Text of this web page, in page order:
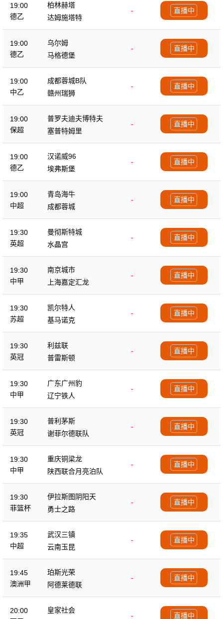
19:00
德乙
柏林赫塔
-
达姆施塔特
直播中
19:00
德乙
乌尔姆
-
马格德堡
直播中
19:00
中乙
成都蓉城B队
-
赣州瑞狮
直播中
19:00
保超
普罗夫迪夫博特夫
-
塞普特姆里
直播中
19:00
德乙
汉诺威96
-
埃弗斯堡
直播中
19:00
中超
青岛海牛
-
成都蓉城
直播中
19:30
英超
曼彻斯特城
-
水晶宫
直播中
19:30
中甲
南京城市
-
上海嘉定汇龙
直播中
19:30
苏超
凯尔特人
-
基马诺克
直播中
19:30
英冠
利兹联
-
普雷斯顿
直播中
19:30
中甲
广东广州豹
-
辽宁铁人
直播中
19:30
英冠
普利茅斯
-
谢菲尔德联队
直播中
19:30
中甲
重庆铜梁龙
-
陕西联合月亮泊队
直播中
19:30
菲篮杯
伊拉斯图阴阳天
-
勇士之路
直播中
19:35
中超
武汉三镇
-
云南玉昆
直播中
19:45
澳洲甲
珀斯光荣
-
阿德莱德联
直播中
20:00
皇家社会
-
直播中